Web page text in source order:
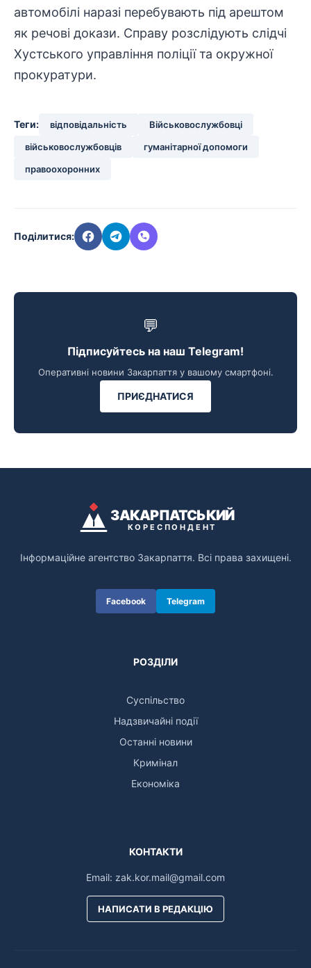
автомобілі наразі перебувають під арештом
як речові докази. Справу розслідують слідчі
Хустського управління поліції та окружної
прокуратури.
Теги: відповідальність
Військовослужбовці
військовослужбовців
гуманітарної допомоги
правоохоронних
Поділитися:
💬
Підписуйтесь на наш Telegram!
Оперативні новини Закарпаття у вашому смартфоні.
ПРИЄДНАТИСЯ
ЗАКАРПАТСЬКИЙ
КОРЕСПОНДЕНТ
Інформаційне агентство Закарпаття. Всі права захищені.
Facebook Telegram
РОЗДІЛИ
Суспільство
Надзвичайні події
Останні новини
Кримінал
Економіка
КОНТАКТИ
Email: zak.kor.mail@gmail.com
НАПИСАТИ В РЕДАКЦІЮ